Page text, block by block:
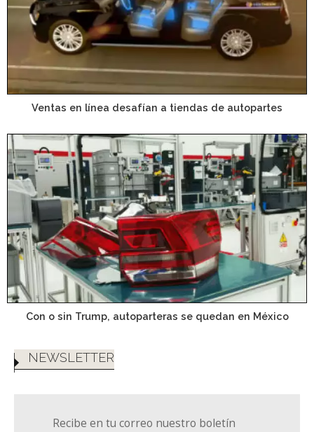
Ventas en línea desafían a tiendas de autopartes
Con o sin Trump, autoparteras se quedan en México
NEWSLETTER
Recibe en tu correo nuestro boletín